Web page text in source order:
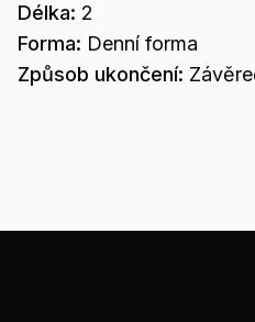
Délka: 2
Forma: Denní forma
Způsob ukončení: